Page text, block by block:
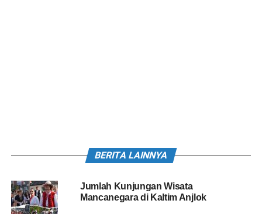
BERITA LAINNYA
Jumlah Kunjungan Wisata
Mancanegara di Kaltim Anjlok